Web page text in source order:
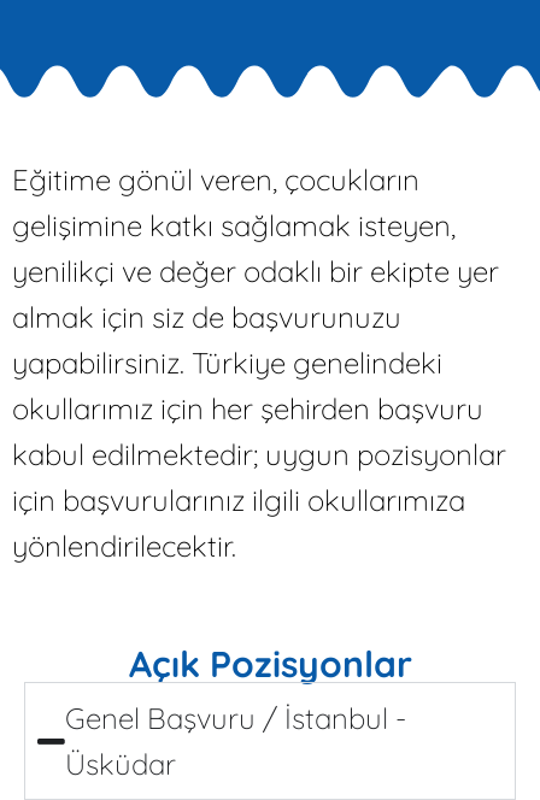
Eğitime gönül veren, çocukların
gelişimine katkı sağlamak isteyen,
yenilikçi ve değer odaklı bir ekipte yer
almak için siz de başvurunuzu
yapabilirsiniz. Türkiye genelindeki
okullarımız için her şehirden başvuru
kabul edilmektedir; uygun pozisyonlar
için başvurularınız ilgili okullarımıza
yönlendirilecektir.
Açık Pozisyonlar
Genel Başvuru / İstanbul -
Üsküdar